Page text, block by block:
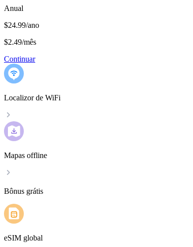
Anual
$24.99/ano
$2.49/mês
Continuar
Localizor de WiFi
Mapas offline
Bônus grátis
eSIM global